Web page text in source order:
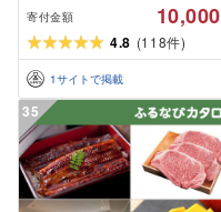
寄付金額 10,000
4.8 (118件)
1サイトで掲載
35